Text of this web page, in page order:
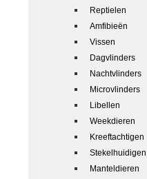
Reptielen
Amfibieën
Vissen
Dagvlinders
Nachtvlinders
Microvlinders
Libellen
Weekdieren
Kreeftachtigen
Stekelhuidigen
Manteldieren